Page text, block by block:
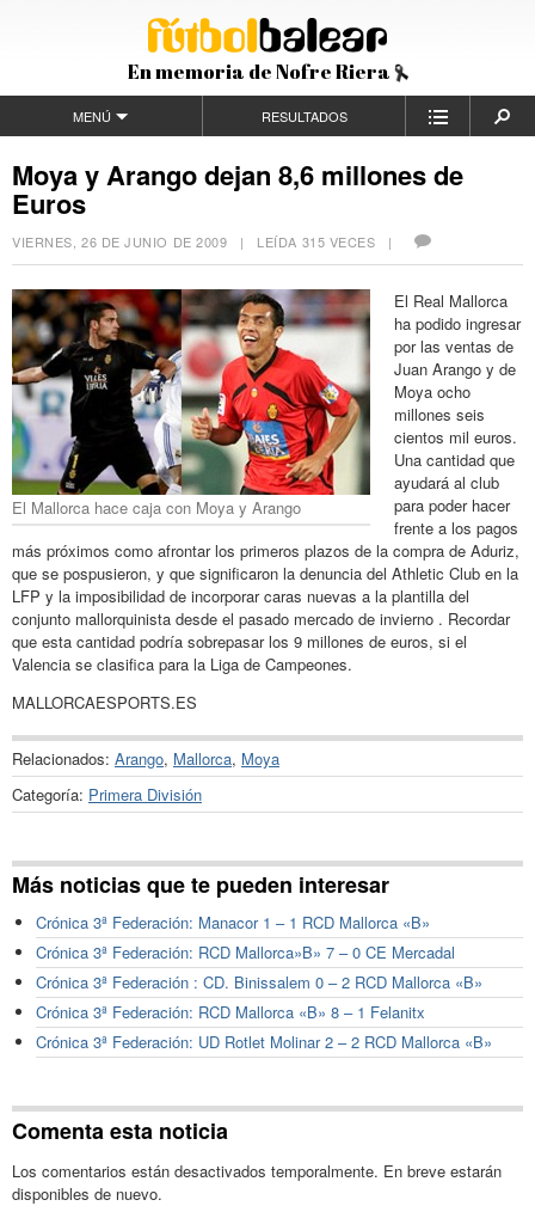
En memoria de Nofre Riera
MENÚ RESULTADOS
Moya y Arango dejan 8,6 millones de
Euros
VIERNES, 26 DE JUNIO DE 2009 | LEÍDA 315 VECES |
El Mallorca hace caja con Moya y Arango
El Real Mallorca
ha podido ingresar
por las ventas de
Juan Arango y de
Moya ocho
millones seis
cientos mil euros.
Una cantidad que
ayudará al club
para poder hacer
frente a los pagos
más próximos como afrontar los primeros plazos de la compra de Aduriz,
que se pospusieron, y que significaron la denuncia del Athletic Club en la
LFP y la imposibilidad de incorporar caras nuevas a la plantilla del
conjunto mallorquinista desde el pasado mercado de invierno . Recordar
que esta cantidad podría sobrepasar los 9 millones de euros, si el
Valencia se clasifica para la Liga de Campeones.
MALLORCAESPORTS.ES
Relacionados: Arango, Mallorca, Moya
Categoría: Primera División
Más noticias que te pueden interesar
Crónica 3ª Federación: Manacor 1 – 1 RCD Mallorca «B»
Crónica 3ª Federación: RCD Mallorca»B» 7 – 0 CE Mercadal
Crónica 3ª Federación : CD. Binissalem 0 – 2 RCD Mallorca «B»
Crónica 3ª Federación: RCD Mallorca «B» 8 – 1 Felanitx
Crónica 3ª Federación: UD Rotlet Molinar 2 – 2 RCD Mallorca «B»
Comenta esta noticia
Los comentarios están desactivados temporalmente. En breve estarán
disponibles de nuevo.